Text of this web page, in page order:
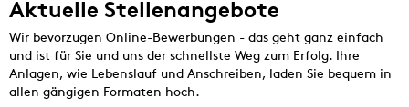
Aktuelle Stellenangebote
Wir bevorzugen Online-Bewerbungen - das geht ganz einfach
und ist für Sie und uns der schnellste Weg zum Erfolg. Ihre
Anlagen, wie Lebenslauf und Anschreiben, laden Sie bequem in
allen gängigen Formaten hoch.